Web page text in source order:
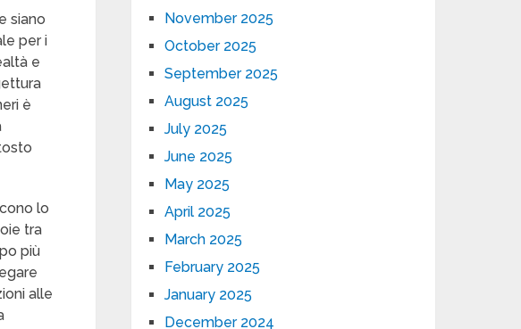
siano
per i
e
è
lo
tra
più
alle
November 2025
October 2025
September 2025
August 2025
July 2025
June 2025
May 2025
April 2025
March 2025
February 2025
January 2025
December 2024